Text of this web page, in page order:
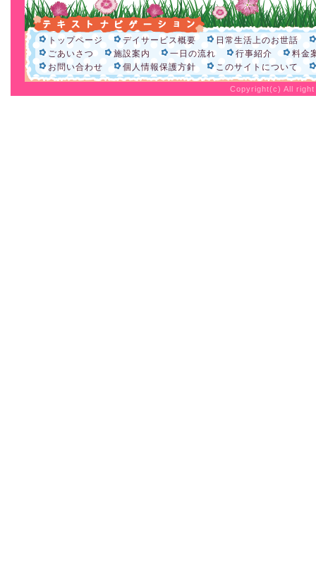
トップページ デイサービス概要
日常生活上のお世話
ごあいさつ
施設案内 一日の流れ 行事紹介
料金
お問い合わせ
個人情報保護方針 このサイトについて
Copyright(c) All